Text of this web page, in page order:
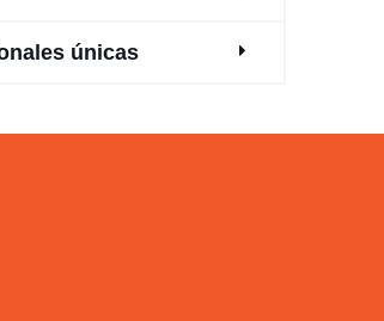
únicas